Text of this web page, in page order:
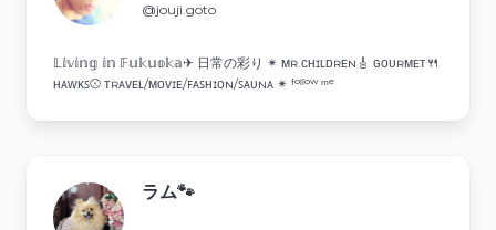
@jouji.goto
𝕃𝕚𝕧𝕚𝕟𝕘 𝕚𝕟 𝔽𝕦𝕜𝕦𝕠𝕜𝕒✈︎ 日常の彩り ✴︎ ᴍʀ.ᴄʜɪʟᴅʀᴇɴ🎸 ɢᴏᴜʀᴍᴇᴛ🍴
ʜᴀᴡᴋꜱ⚾️ ᴛʀᴀᴠᴇʟ/ᴍᴏᴠɪᴇ/ꜰᴀꜱʜɪᴏɴ/ꜱᴀᴜɴᴀ ✴︎ ᶠᵒˡˡᵒʷ ᵐᵉ
ラム🐾